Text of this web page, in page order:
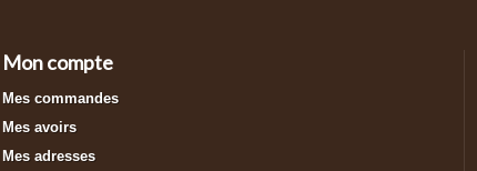
Mon compte
Mes commandes
Mes avoirs
Mes adresses